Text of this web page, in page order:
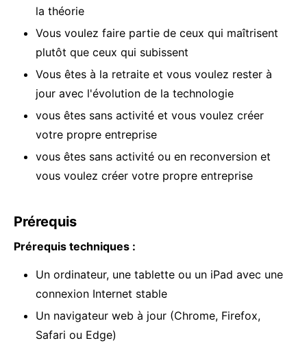
la théorie
Vous voulez faire partie de ceux qui maîtrisent
plutôt que ceux qui subissent
Vous êtes à la retraite et vous voulez rester à
jour avec l'évolution de la technologie
vous êtes sans activité et vous voulez créer
votre propre entreprise
vous êtes sans activité ou en reconversion et
vous voulez créer votre propre entreprise
Prérequis
Prérequis techniques :
Un ordinateur, une tablette ou un iPad avec une
connexion Internet stable
Un navigateur web à jour (Chrome, Firefox,
Safari ou Edge)